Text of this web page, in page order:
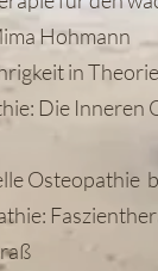
Hohmann
in
Die Inneren
Osteopathie